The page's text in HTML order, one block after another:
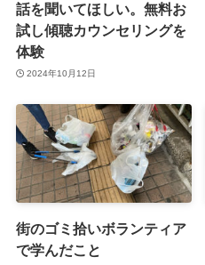
話を聞いてほしい。無料お
試し傾聴カウンセリングを
体験
2024年10月12日
街のゴミ拾いボランティア
で学んだこと